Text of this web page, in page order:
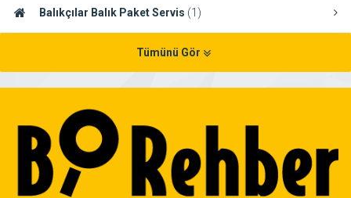
Balıkçılar Balık Paket Servis (1)
Tümünü Gör